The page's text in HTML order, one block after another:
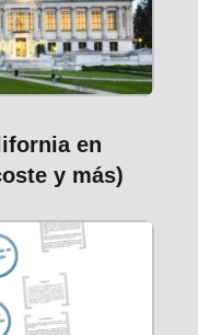
en
y más)